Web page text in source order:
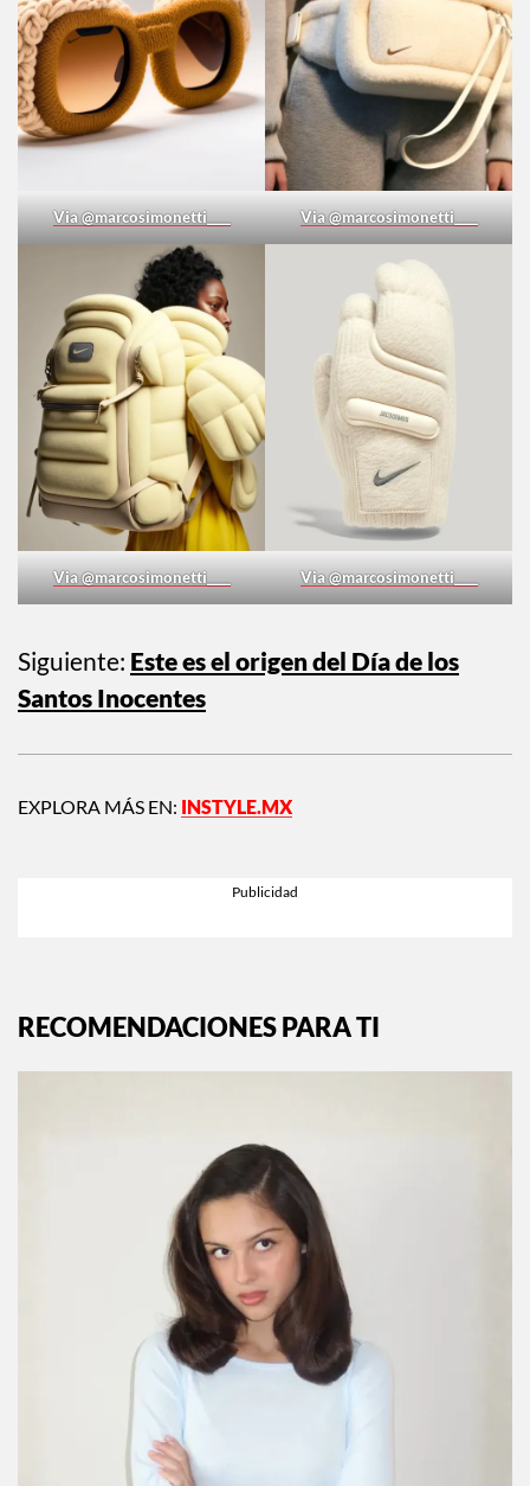
Via @marcosimonetti____ Via @marcosimonetti____
Via @marcosimonetti____ Via @marcosimonetti____
Siguiente: Este es el origen del Día de los
Santos Inocentes
EXPLORA MÁS EN: INSTYLE.MX
RECOMENDACIONES PARA TI